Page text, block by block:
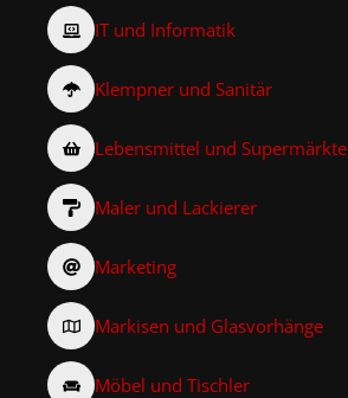
IT und Informatik
Klempner und Sanitär
Lebensmittel und Supermärkte
Maler und Lackierer
Marketing
Markisen und Glasvorhänge
Möbel und Tischler